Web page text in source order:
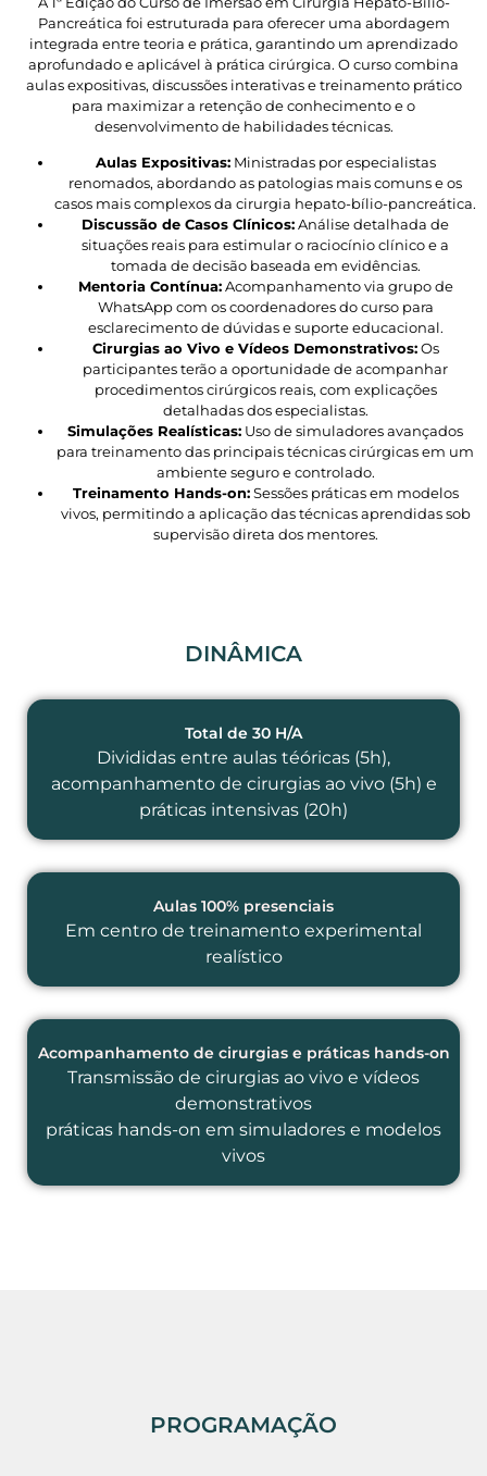
Pancreática foi estruturada para oferecer uma abordagem
integrada entre teoria e prática, garantindo um aprendizado
aprofundado e aplicável à prática cirúrgica. O curso combina
aulas expositivas, discussões interativas e treinamento prático
para maximizar a retenção de conhecimento e o
desenvolvimento de habilidades técnicas.
Aulas Expositivas:Ministradas por especialistas
renomados, abordando as patologias mais comuns e os
casos mais complexos da cirurgia hepato-bílio-pancreática.
Discussão de Casos Clínicos:Análise detalhada de
situações reais para estimular o raciocínio clínico e a
tomada de decisão baseada em evidências.
Mentoria Contínua:Acompanhamento via grupo de
WhatsApp com os coordenadores do curso para
esclarecimento de dúvidas e suporte educacional.
Cirurgias ao Vivo e Vídeos Demonstrativos:Os
participantes terão a oportunidade de acompanhar
procedimentos cirúrgicos reais, com explicações
detalhadas dos especialistas.
Simulações Realísticas: Uso de simuladores avançados
para treinamento das principais técnicas cirúrgicas em um
ambiente seguro e controlado.
Treinamento Hands-on:Sessões práticas em modelos
vivos, permitindo a aplicação das técnicas aprendidas sob
supervisão direta dos mentores.
DINÂMICA
Total de 30 H/A
Divididas entre aulas téóricas (5h),
acompanhamento de cirurgias ao vivo (5h) e
práticas intensivas (20h)
Aulas 100% presenciais
Em centro de treinamento experimental
realístico
Acompanhamento de cirurgias e práticas hands-on
Transmissão de cirurgias ao vivo e vídeos
demonstrativos
práticas hands-on em simuladores e modelos
vivos
PROGRAMAÇÃO